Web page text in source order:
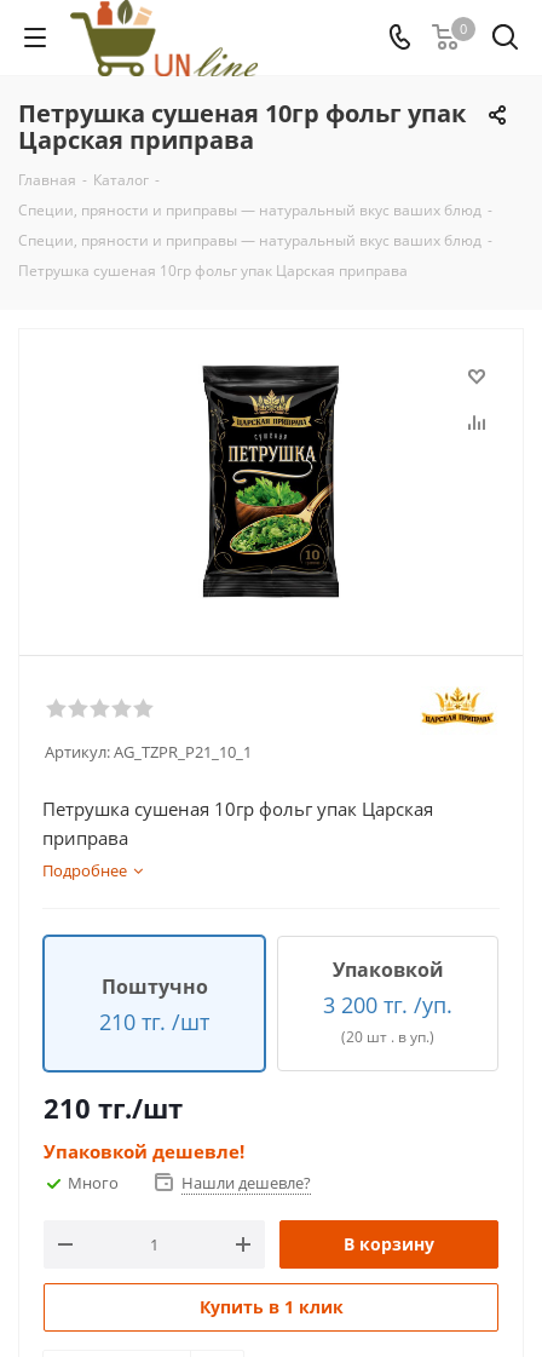
0
Петрушка сушеная 10гр фольг упак
Царская приправа
Главная - Каталог -
Специи, пряности и приправы — натуральный вкус ваших блюд -
Специи, пряности и приправы — натуральный вкус ваших блюд -
Петрушка сушеная 10гр фольг упак Царская приправа
Артикул:AG_TZPR_P21_10_1
Петрушка сушеная 10гр фольг упак Царская
приправа
Подробнее
Поштучно
210 тг. /шт
Упаковкой
3 200 тг. /уп.
(20 шт . в уп.)
210 тг./шт
Упаковкой дешевле!
Много Нашли дешевле?
В корзину
Купить в 1 клик